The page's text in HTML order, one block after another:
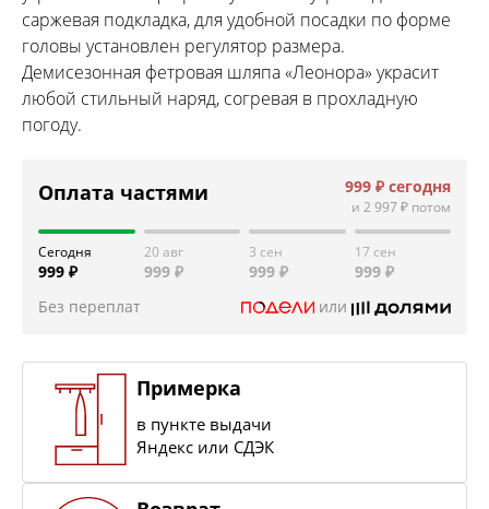
саржевая подкладка, для удобной посадки по форме
головы установлен регулятор размера.
Демисезонная фетровая шляпа «Леонора» украсит
любой стильный наряд, согревая в прохладную
погоду.
Оплата частями 999 ₽ сегодня
и 2 997 ₽ потом
Сегодня
999 ₽
20 авг
999 ₽
3 сен
999 ₽
17 сен
999 ₽
Без переплат
или
Примерка
в пункте выдачи
Яндекс или СДЭК